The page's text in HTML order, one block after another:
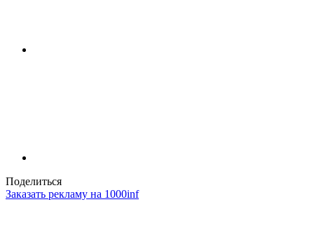
Поделиться
Заказать рекламу на 1000inf